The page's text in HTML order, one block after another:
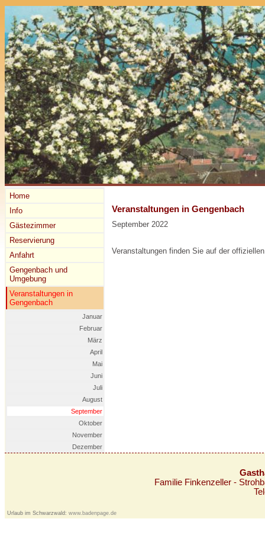
Home
Info
Gästezimmer
Reservierung
Anfahrt
Gengenbach und
Umgebung
Veranstaltungen in
Gengenbach
Januar
Februar
März
April
Mai
Juni
Juli
August
September
Oktober
November
Dezember
Veranstaltungen in Gengenbach
September 2022
Veranstaltungen finden Sie auf der
Familie Finkenzeller -
Urlaub im Schwarzwald: www.badenpage.de